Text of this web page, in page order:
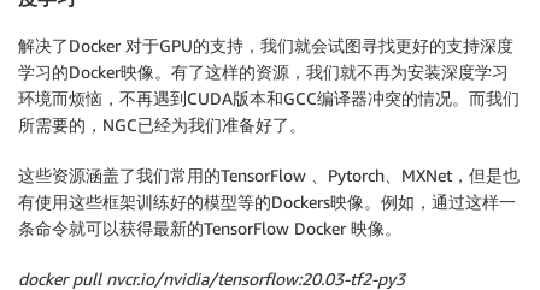
解决了Docker 对于GPU的支持，我们就会试图寻找更好的支持深度
学习的Docker映像。有了这样的资源，我们就不再为安装深度学习
环境而烦恼，不再遇到CUDA版本和GCC编译器冲突的情况。而我们
所需要的，NGC已经为我们准备好了。
这些资源涵盖了我们常用的TensorFlow 、Pytorch、MXNet，但是也
有使用这些框架训练好的模型等的Dockers映像。例如，通过这样一
条命令就可以获得最新的TensorFlow Docker 映像。
docker pull nvcr.io/nvidia/tensorflow:20.03-tf2-py3